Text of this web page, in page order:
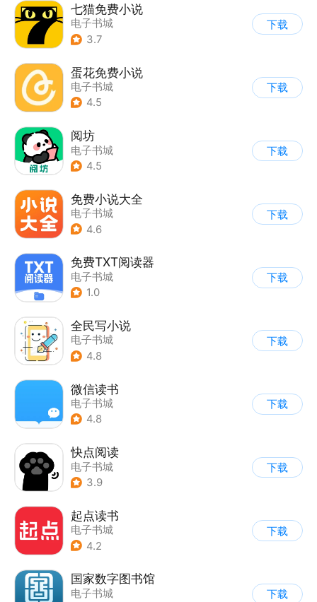
七猫免费小说
电子书城
3.7
下载
蛋花免费小说
电子书城
4.5
下载
阅坊
电子书城
4.5
下载
免费小说大全
电子书城
4.6
下载
免费TXT阅读器
电子书城
1.0
下载
全民写小说
电子书城
4.8
下载
微信读书
电子书城
4.8
下载
快点阅读
电子书城
3.9
下载
起点读书
电子书城
4.2
下载
国家数字图书馆
电子书城
下载